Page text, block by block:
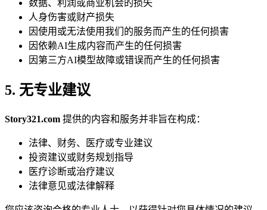
数据、利润或商业机会的损失
人身伤害或财产损失
因使用或无法使用我们的服务而产生的任何损害
因依赖AI生成内容而产生的任何损害
因第三方AI模型故障或错误而产生的任何损害
5. 无专业建议
Story321.com 提供的内容和服务并非旨在构成：
法律、财务、医疗或专业建议
投资建议或财务规划指导
医疗诊断或治疗建议
法律意见或法律解释